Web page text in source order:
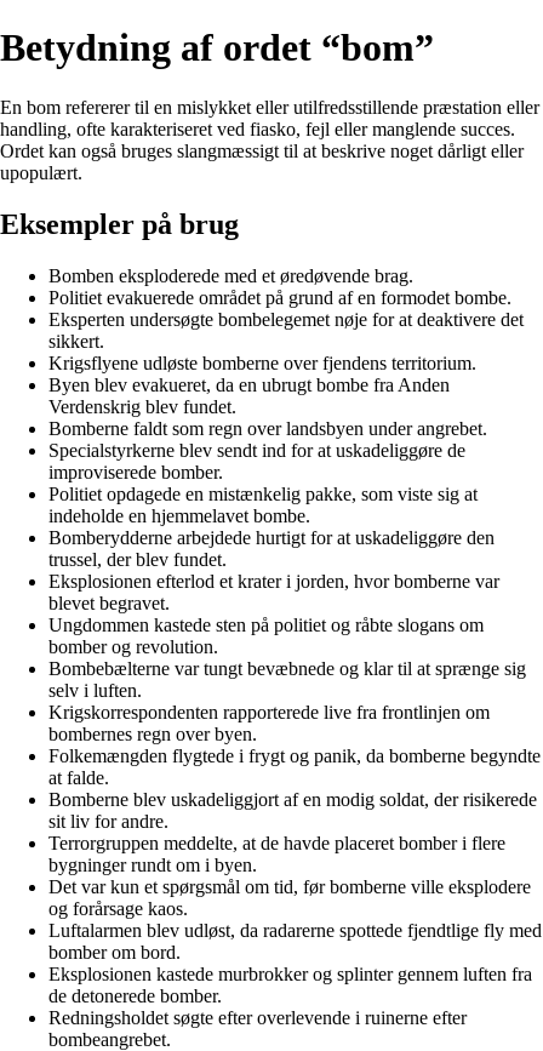
Betydning af ordet “bom”
En bom refererer til en mislykket eller utilfredsstillende præstation eller
handling, ofte karakteriseret ved fiasko, fejl eller manglende succes.
Ordet kan også bruges slangmæssigt til at beskrive noget dårligt eller
upopulært.
Eksempler på brug
Bomben eksploderede med et øredøvende brag.
Politiet evakuerede området på grund af en formodet bombe.
Eksperten undersøgte bombelegemet nøje for at deaktivere det
sikkert.
Krigsflyene udløste bomberne over fjendens territorium.
Byen blev evakueret, da en ubrugt bombe fra Anden
Verdenskrig blev fundet.
Bomberne faldt som regn over landsbyen under angrebet.
Specialstyrkerne blev sendt ind for at uskadeliggøre de
improviserede bomber.
Politiet opdagede en mistænkelig pakke, som viste sig at
indeholde en hjemmelavet bombe.
Bomberydderne arbejdede hurtigt for at uskadeliggøre den
trussel, der blev fundet.
Eksplosionen efterlod et krater i jorden, hvor bomberne var
blevet begravet.
Ungdommen kastede sten på politiet og råbte slogans om
bomber og revolution.
Bombebælterne var tungt bevæbnede og klar til at sprænge sig
selv i luften.
Krigskorrespondenten rapporterede live fra frontlinjen om
bombernes regn over byen.
Folkemængden flygtede i frygt og panik, da bomberne begyndte
at falde.
Bomberne blev uskadeliggjort af en modig soldat, der risikerede
sit liv for andre.
Terrorgruppen meddelte, at de havde placeret bomber i flere
bygninger rundt om i byen.
Det var kun et spørgsmål om tid, før bomberne ville eksplodere
og forårsage kaos.
Luftalarmen blev udløst, da radarerne spottede fjendtlige fly med
bomber om bord.
Eksplosionen kastede murbrokker og splinter gennem luften fra
de detonerede bomber.
Redningsholdet søgte efter overlevende i ruinerne efter
bombeangrebet.